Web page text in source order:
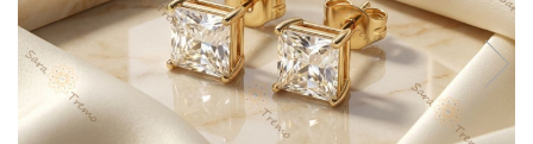
Verighete
Bijuterii din argint placate cu aur
24K